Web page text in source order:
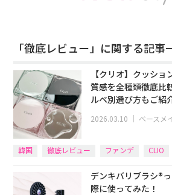
「徹底レビュー」に関する記事
【クリオ】クッシ
質感を全種類徹底比
ルベ別選び方もご紹
2026.03.10 ｜ ベースメ
韓国 徹底レビュー ファンデ CLIO
デンキバリブラシ®
際に使ってみた！